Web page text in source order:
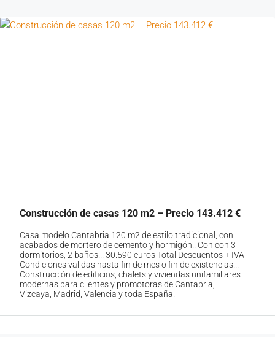
Construcción de casas 120 m2 – Precio 143.412 €
Casa modelo Cantabria 120 m2 de estilo tradicional, con
acabados de mortero de cemento y hormigón.. Con con 3
dormitorios, 2 baños... 30.590 euros Total Descuentos + IVA
Condiciones validas hasta fin de mes o fin de existencias...
Construcción de edificios, chalets y viviendas unifamiliares
modernas para clientes y promotoras de Cantabria,
Vizcaya, Madrid, Valencia y toda España.